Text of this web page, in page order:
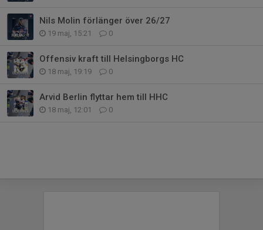
Nils Molin förlänger över 26/27
19 maj, 15:21 0
Offensiv kraft till Helsingborgs HC
18 maj, 19:19 0
Arvid Berlin flyttar hem till HHC
18 maj, 12:01 0